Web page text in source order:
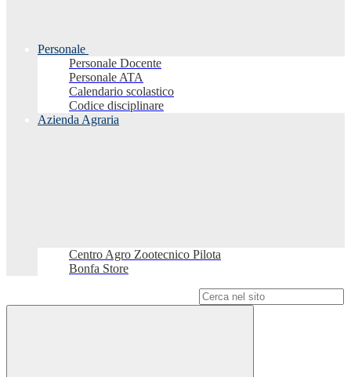
Personale
Personale Docente
Personale ATA
Calendario scolastico
Codice disciplinare
Azienda Agraria
Centro Agro Zootecnico Pilota
Bonfa Store